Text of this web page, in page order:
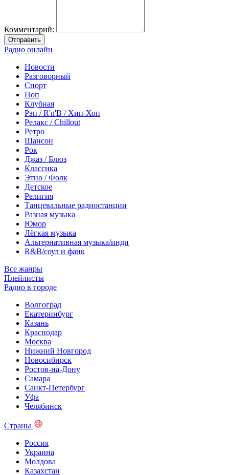
Комментарий:
Отправить
Радио онлайн
Новости
Разговорный
Спорт
Поп
Клубная
Рэп / R'n'B / Хип-Хоп
Релакс / Chillout
Ретро
Шансон
Рок
Джаз / Блюз
Классика
Этно / Фолк
Детское
Религия
Танцевальные радиостанции
Разная музыка
Юмор
Лёгкая музыка
Альтернативная музыка/инди
R&B/cоул и фанк
Все жанры
Плейлисты
Радио в городе
Волгоград
Екатеринбург
Казань
Краснодар
Москва
Нижний Новгород
Новосибирск
Ростов-на-Дону
Самара
Санкт-Петербург
Уфа
Челябинск
Страны
Россия
Украина
Молдова
Казахстан